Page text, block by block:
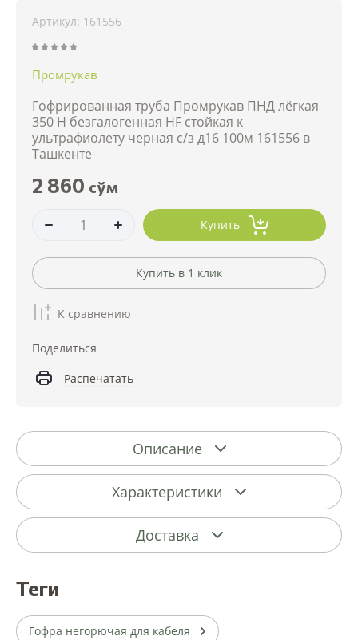
Артикул: 161556
Промрукав
Гофрированная труба Промрукав ПНД лёгкая
350 Н безгалогенная HF стойкая к
ультрафиолету черная с/з д16 100м 161556 в
Ташкенте
2 860 сўм
Купить
Купить в 1 клик
К сравнению
Поделиться
Распечатать
Описание
Характеристики
Доставка
теги
Гофра негорючая для кабеля